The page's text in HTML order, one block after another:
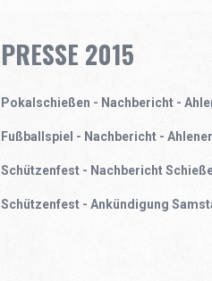
PRESSE 2015
Pokalschießen - Nachbericht -
Fußballspiel - Nachbericht -
Schützenfest - Nachbericht
Schützenfest - Ankündigung